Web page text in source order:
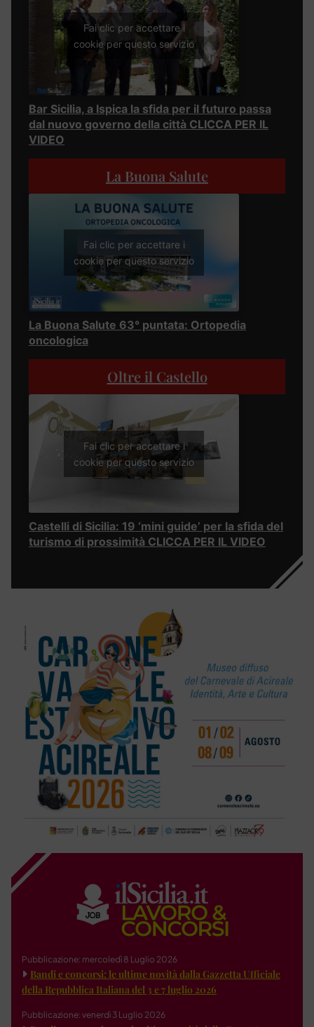
Fai clic per accettare i
cookie per questo servizio
Bar Sicilia, a Ispica la sfida per il futuro passa
dal nuovo governo della città CLICCA PER IL
VIDEO
La Buona Salute
Fai clic per accettare i
cookie per questo servizio
La Buona Salute 63° puntata: Ortopedia
oncologica
Oltre il Castello
Fai clic per accettare i
cookie per questo servizio
Castelli di Sicilia: 19 ‘mini guide’ per la sfida del
turismo di prossimità CLICCA PER IL VIDEO
Pubblicazione: mercoledì 8 Luglio 2026
Bandi e concorsi: le ultime novità dalla Gazzetta Ufficiale
della Repubblica Italiana del 3 e 7 luglio 2026
Pubblicazione: venerdì 3 Luglio 2026